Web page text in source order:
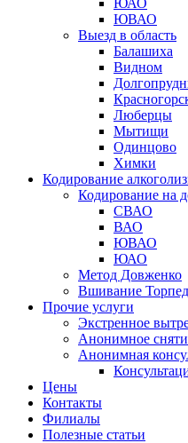
ЮАО
ЮВАО
Выезд в область
Балашиха
Видном
Люберцы
Мытищи
Одинцово
Химки
Кодирование
Кодирование на
СВАО
ВАО
ЮВАО
ЮАО
Метод Довженко
Вшивание
Прочие услуги
Экстренное
Анонимное
Анонимная
Цены
Контакты
Филиалы
Полезные статьи